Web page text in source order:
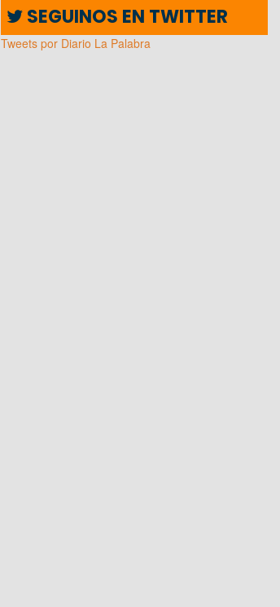
SEGUINOS EN TWITTER
Tweets por Diario La Palabra